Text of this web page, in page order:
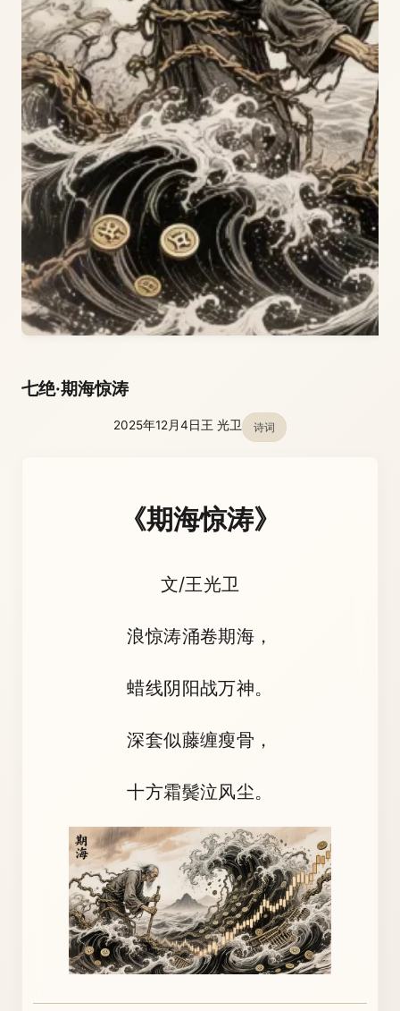
七绝·期海惊涛
2025年12月4日王 光卫 诗词
《期海惊涛》
文/王光卫
浪惊涛涌卷期海，
蜡线阴阳战万神。
深套似藤缠瘦骨，
十方霜鬓泣风尘。